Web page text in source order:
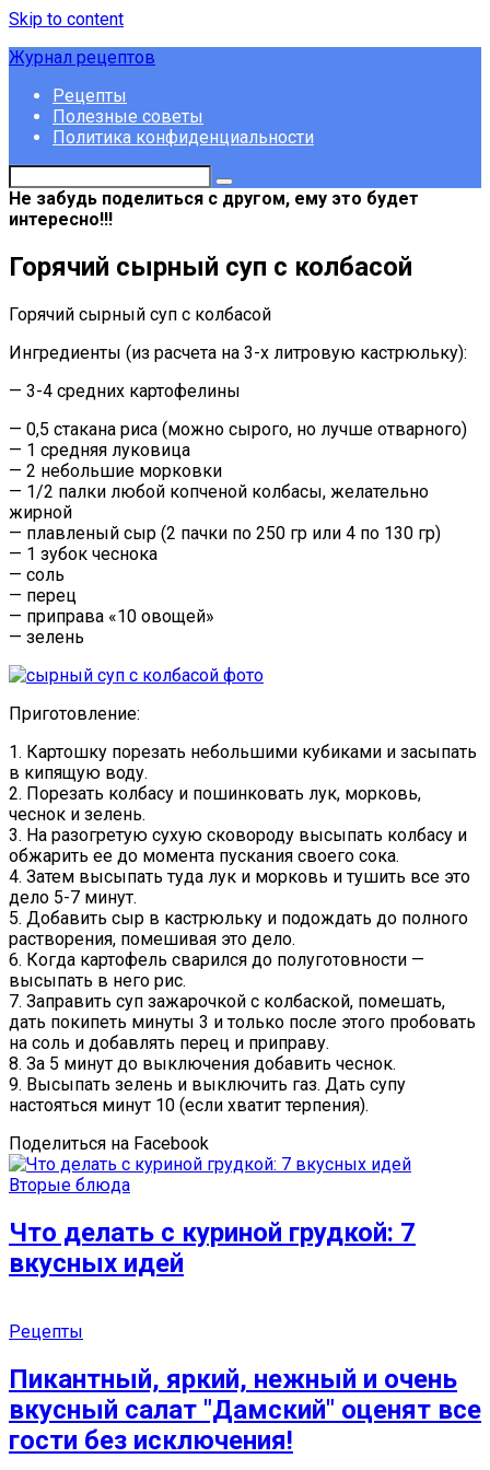
Skip to content
Журнал рецептов
Рецепты
Полезные советы
Политика конфиденциальности
Не забудь поделиться с другом, ему это будет
интересно!!!
Горячий сырный суп с колбасой
Горячий сырный суп с колбасой
Ингредиенты (из расчета на 3-х литровую кастрюльку):
— 3-4 средних картофелины
— 0,5 стакана риса (можно сырого, но лучше отварного)
— 1 средняя луковица
— 2 небольшие морковки
— 1/2 палки любой копченой колбасы, желательно
жирной
— плавленый сыр (2 пачки по 250 гр или 4 по 130 гр)
— 1 зубок чеснока
— соль
— перец
— приправа «10 овощей»
— зелень
Приготовление:
1. Картошку порезать небольшими кубиками и засыпать
в кипящую воду.
2. Порезать колбасу и пошинковать лук, морковь,
чеснок и зелень.
3. На разогретую сухую сковороду высыпать колбасу и
обжарить ее до момента пускания своего сока.
4. Затем высыпать туда лук и морковь и тушить все это
дело 5-7 минут.
5. Добавить сыр в кастрюльку и подождать до полного
растворения, помешивая это дело.
6. Когда картофель сварился до полуготовности —
высыпать в него рис.
7. Заправить суп зажарочкой с колбаской, помешать,
дать покипеть минуты 3 и только после этого пробовать
на соль и добавлять перец и приправу.
8. За 5 минут до выключения добавить чеснок.
9. Высыпать зелень и выключить газ. Дать супу
настояться минут 10 (если хватит терпения).
Поделиться на Facebook
Вторые блюда
Что делать с куриной грудкой: 7
вкусных идей
Рецепты
Пикантный, яркий, нежный и очень
вкусный салат ″Дамский″ оценят все
гости без исключения!